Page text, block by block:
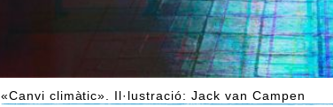
«Canvi climàtic». Il·lustració: Jack van Campen